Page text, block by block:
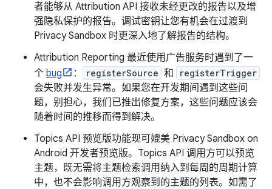
者能够从 Attribution API 接收未经更改的报告以及增
强隐私保护的报告。调试密钥让您有机会在过渡到
Privacy Sandbox 时更深入地了解报告的结构。
Attribution Reporting 最近使用广告服务时遇到了一
个 bug ： registerSource 和 registerTrigger
会失败并发生异常。如果您在开发期间遇到这些问
题，别担心，我们已推出修复方案，这些问题应该会
随着时间的推移而得到解决。
Topics API 预览版功能现可媲美 Privacy Sandbox on
Android 开发者预览版。Topics API 调用方可以预览
主题，既无需将主题检索调用纳入到每周的周期计算
中，也不会影响调用方观察到的主题的列表。如需了